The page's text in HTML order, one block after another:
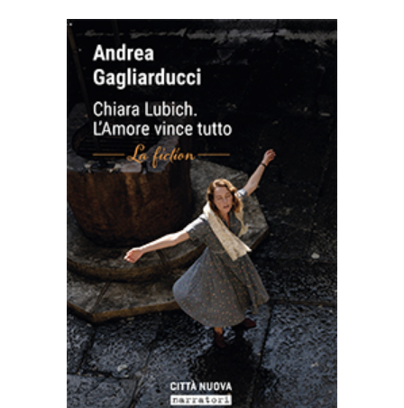
AGGIUNGI AL CARRELLO